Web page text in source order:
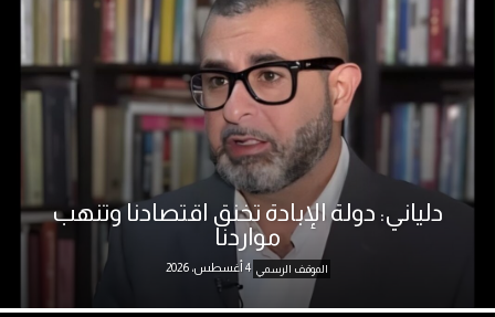
دلياني: دولة الإبادة تخنق اقتصادنا وتنهب
مواردنا
الموقف الرسمي 4 أغسطس، 2026